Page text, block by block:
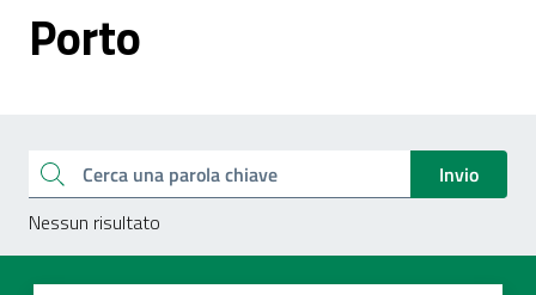
Porto
Esplora tutti i documenti
Cerca una parola chiave
Invio
Nessun risultato